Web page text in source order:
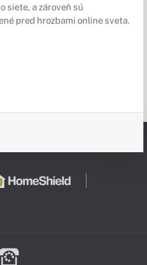
siete, a zároveň sú
pred hrozbami online sveta.